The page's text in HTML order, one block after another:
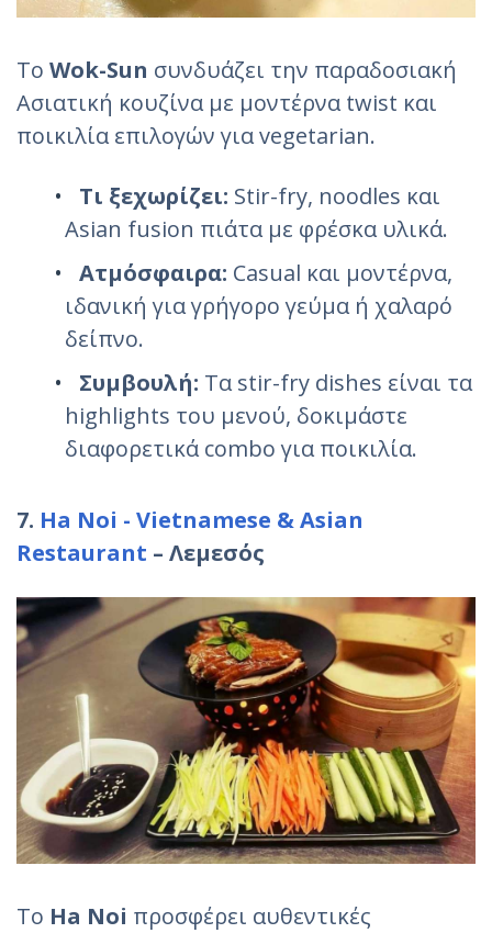
Το Wok-Sun συνδυάζει την παραδοσιακή
Ασιατική κουζίνα με μοντέρνα twist και
ποικιλία επιλογών για vegetarian.
Τι ξεχωρίζει: Stir-fry, noodles και
Asian fusion πιάτα με φρέσκα υλικά.
Ατμόσφαιρα: Casual και μοντέρνα,
ιδανική για γρήγορο γεύμα ή χαλαρό
δείπνο.
Συμβουλή: Τα stir-fry dishes είναι τα
highlights του μενού, δοκιμάστε
διαφορετικά combo για ποικιλία.
7. Ha Noi - Vietnamese & Asian
Restaurant – Λεμεσός
Το Ha Noi προσφέρει αυθεντικές